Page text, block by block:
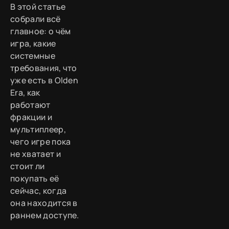
В этой статье
собрали всё
главное: о чём
игра, какие
системные
требования, что
уже есть в Olden
Era, как
работают
фракции и
мультиплеер,
чего игре пока
не хватает и
стоит ли
покупать её
сейчас, когда
она находится в
раннем доступе.